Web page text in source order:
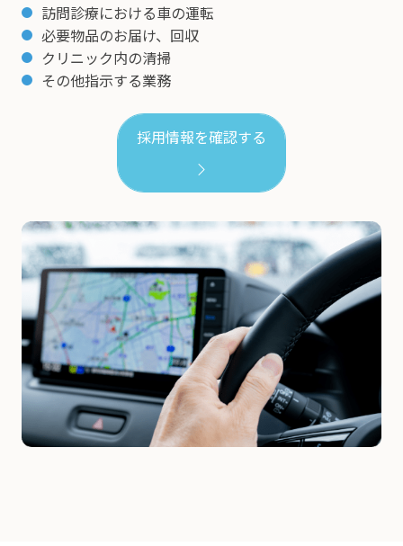
訪問診療における車の運転
必要物品のお届け、回収
クリニック内の清掃
その他指示する業務
採用情報を確認する